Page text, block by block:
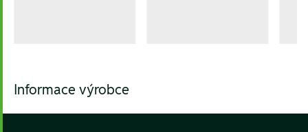
Informace výrobce